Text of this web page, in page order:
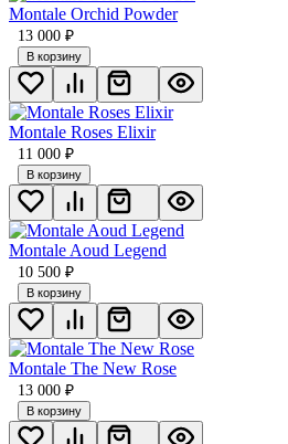
Мontale Orchid Powder
13 000 ₽
В корзину
Montale Roses Elixir
11 000 ₽
В корзину
Montale Aoud Legend
10 500 ₽
В корзину
Montale The New Rose
13 000 ₽
В корзину